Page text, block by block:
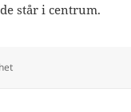
står i centrum.